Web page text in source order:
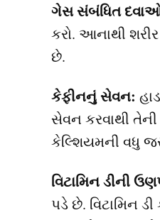
ગેસ સંબંધિત
કરો. આનાથી
છે.
કેફીનનું સેવન:
સેવન કરવાથી
કેલ્શિયમની વધુ
વિટામિન ડીની
પડે છે. વિટામિન